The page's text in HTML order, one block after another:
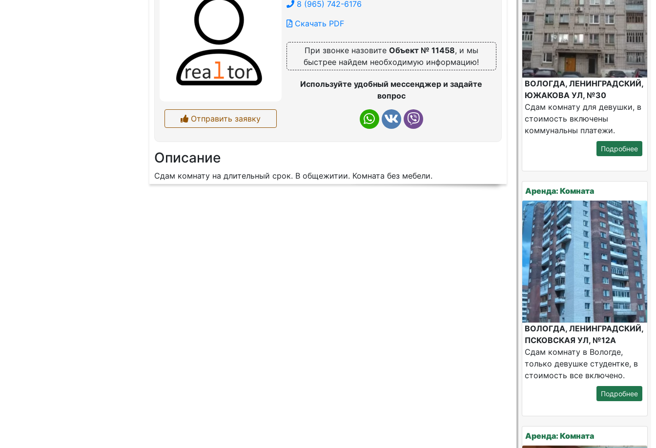
Отправить заявку
8 (965) 742-6176
Скачать PDF
При звонке назовите Объект № 11458, и мы
быстрее найдем необходимую информацию!
Используйте удобный мессенджер и задайте
вопрос
Описание
Сдам комнату на длительный срок. В общежитии. Комната без мебели.
ВОЛОГДА, ЛЕНИНГРАДСКИЙ,
ЮЖАКОВА УЛ, №30
Сдам комнату для девушки, в
стоимость включены
коммунальны платежи.
Подробнее
Аренда: Комната
ВОЛОГДА, ЛЕНИНГРАДСКИЙ,
ПСКОВСКАЯ УЛ, №12А
Сдам комнату в Вологде,
только девушке студентке, в
стоимость все включено.
Подробнее
Аренда: Комната